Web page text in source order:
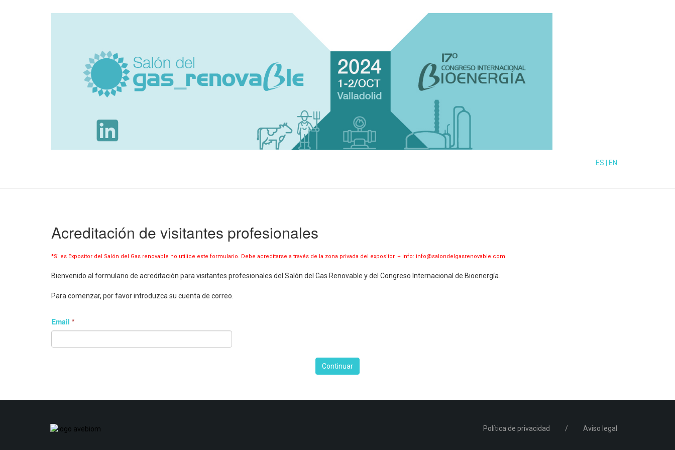
ES EN
Acreditación de visitantes profesionales
*Si es Expositor del Salón del Gas renovable no utilice este formulario. Debe acreditarse a través de la zona privada del expositor. + Info: info@salondelgasrenovable.com
Bienvenido al formulario de acreditación para visitantes profesionales del Salón del Gas Renovable y del Congreso Internacional de Bioenergía.
Para comenzar, por favor introduzca su cuenta de correo.
Email *
Continuar
Política de privacidad / Aviso legal